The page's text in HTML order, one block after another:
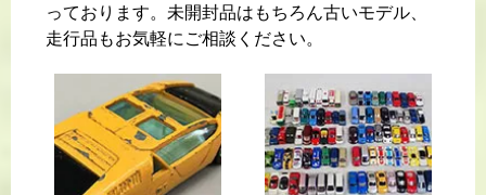
っております。未開封品はもちろん古いモデル、
走行品もお気軽にご相談ください。